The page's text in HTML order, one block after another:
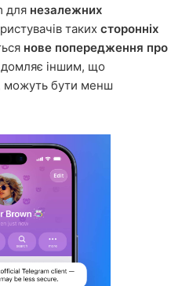
для незалежних
таких сторонніх
нове попередження про
іншим, що
можуть бути менш